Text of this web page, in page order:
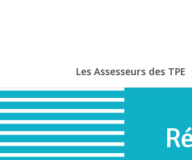
Les Assesseurs des TPE